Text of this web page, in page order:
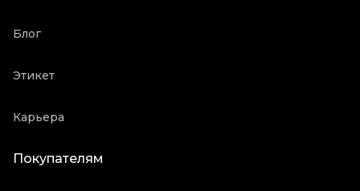
Блог
Этикет
Карьера
Покупателям